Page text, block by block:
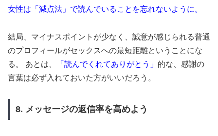
女性は「減点法」で読んでいることを忘れないように。
結局、マイナスポイントが少なく、誠意が感じられる普通
のプロフィールがセックスへの最短距離ということにな
る。 あとは、
「読んでくれてありがとう」 的な、感謝の
言葉は必ず入れておいた方がいいだろう。
8. メッセージの返信率を高めよう